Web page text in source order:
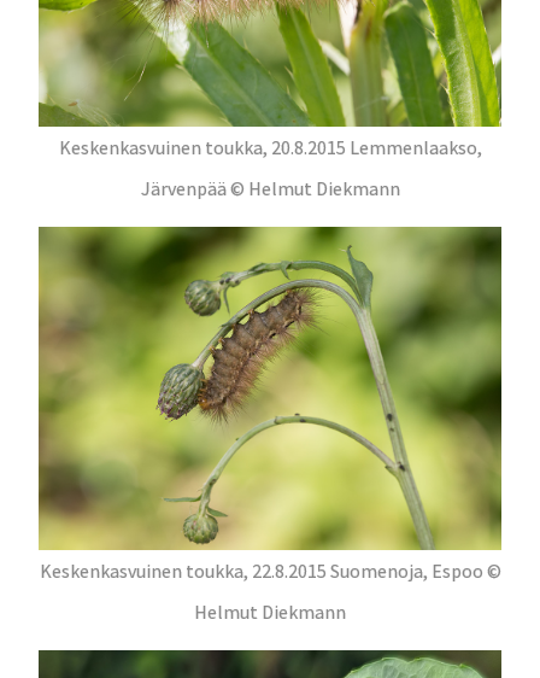
Keskenkasvuinen toukka, 20.8.2015 Lemmenlaakso,
Järvenpää © Helmut Diekmann
Keskenkasvuinen toukka, 22.8.2015 Suomenoja, Espoo ©
Helmut Diekmann